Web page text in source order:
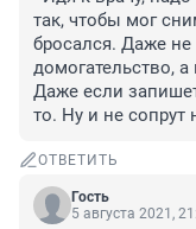
так, чтобы мог
бросался. Даже не
домогательство,
Даже если
то. Ну и не сопрут
ОТВЕТИТЬ
Гость
5 августа 2021,